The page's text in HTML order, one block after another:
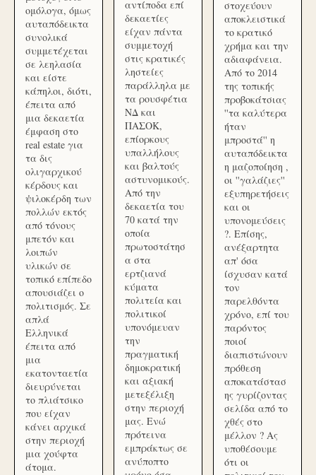
ομόλογα, όμως
αυταπόδεικτα
συνολικά
συμμετέχεται
σε λεηλασία
και είστε
κάπηλοι, διότι,
έπειτα από
μια δεκαετία
έμφαση στο
real estate για
τα δις
ολιγαρχικού
κέρδους και
ψιλοκέρδη των
πολλών εκτός
από τόνους
μπετόν και
λοιπών
υλικών σε
τοπικό επίπεδο
απουσιάζει ο
πολιτισμός. Σε
απλά
Ελληνικά
έπειτα από
μια
εκατονταετία
διευρύνεται
το πλιάτσικο
που είχαν
κάνει αρχικά
στην περιοχή
μια χούφτα
άτομα.
αντίποδα επί
δεκαετίες
είχαν πάντα
συμμετοχή
στις κρατικές
ληστείες
παράλληλα με
τα ρουσφέτια
ΝΔ και
ΠΑΣΟΚ,
επίορκους
υπαλλήλους
και βαλτούς
αστυνομικούς.
Από την
δεκαετία του
70 κατά την
οποία
πρωτοστάτησ
α στα
ερτζιανά
κύματα
πολιτεία και
πολιτικοί
υπονόμευαν
την
πραγματική
δημοκρατική
και αξιακή
μετεξέλιξη
στην περιοχή
μας. Ενώ
πρότεινα
εμπράκτως σε
ανύποπτο
στοχεύουν
αποκλειστικά
το κρατικό
χρήμα και την
αδιαφάνεια.
Από το 2014
της τοπικής
προβοκάτσιας
''τα καλύτερα
ήταν
μπροστά'' η
αυταπόδεικτα
η μαζοποίηση ,
οι ''γαλάζιες''
εξυπηρετήσεις
και οι
υπονομεύσεις
?. Επίσης,
ανέξαρτητα
απ' όσα
ίσχυσαν κατά
τον
παρελθόντα
χρόνο, επί του
παρόντος
ποιοί
διαπιστώνουν
πρόθεση
αποκατάστασ
ης γυρίζοντας
σελίδα από το
χθές στο
μέλλον ? Ας
υποθέσουμε
ότι οι